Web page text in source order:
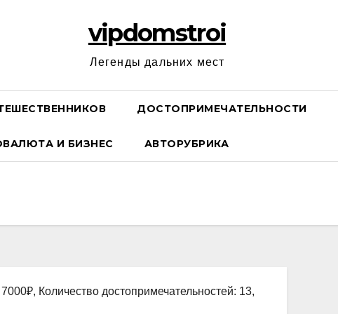
vipdomstroi
Легенды дальних мест
ДОСТОПРИМЕЧАТЕЛЬНОСТИ
И БИЗНЕС АВТОРУБРИКА
Количество достопримечательностей: 13,